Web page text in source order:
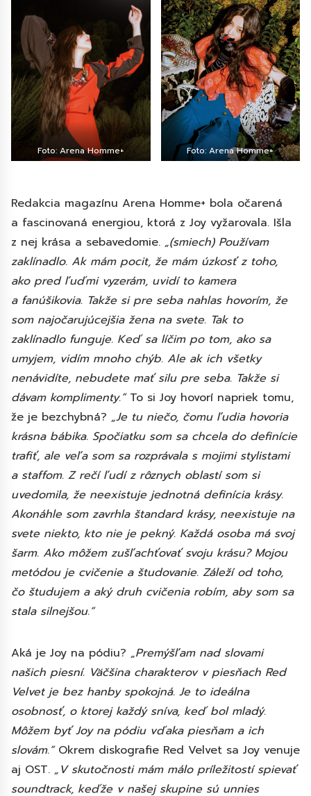
Foto: Arena Homme+ Foto: Arena Homme+
Redakcia magazínu Arena Homme+ bola očarená
a fascinovaná energiou, ktorá z Joy vyžarovala. Išla
z nej krása a sebavedomie. „(smiech) Používam
zaklínadlo. Ak mám pocit, že mám úzkosť z toho,
ako pred ľuďmi vyzerám, uvidí to kamera
a fanúšikovia. Takže si pre seba nahlas hovorím, že
som najočarujúcejšia žena na svete. Tak to
zaklínadlo funguje. Keď sa líčim po tom, ako sa
umyjem, vidím mnoho chýb. Ale ak ich všetky
nenávidíte, nebudete mať silu pre seba. Takže si
dávam komplimenty.“To si Joy hovorí napriek tomu,
že je bezchybná? „Je tu niečo, čomu ľudia hovoria
krásna bábika. Spočiatku som sa chcela do definície
trafiť, ale veľa som sa rozprávala s mojimi stylistami
a staffom. Z rečí ľudí z rôznych oblastí som si
uvedomila, že neexistuje jednotná definícia krásy.
Akonáhle som zavrhla štandard krásy, neexistuje na
svete niekto, kto nie je pekný. Každá osoba má svoj
šarm. Ako môžem zušľachťovať svoju krásu? Mojou
metódou je cvičenie a študovanie. Záleží od toho,
čo študujem a aký druh cvičenia robím, aby som sa
stala silnejšou.“
Aká je Joy na pódiu? „Premýšľam nad slovami
našich piesní. Väčšina charakterov v piesňach Red
Velvet je bez hanby spokojná. Je to ideálna
osobnosť, o ktorej každý sníva, keď bol mladý.
Môžem byť Joy na pódiu vďaka piesňam a ich
slovám.“Okrem diskografie Red Velvet sa Joy venuje
aj OST. „V skutočnosti mám málo príležitostí spievať
soundtrack, keďže v našej skupine sú unnies